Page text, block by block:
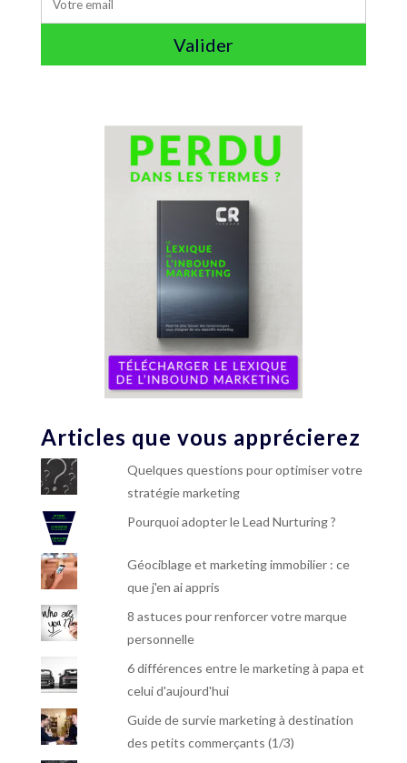
Articles que vous apprécierez
Quelques questions pour optimiser votre
stratégie marketing
Pourquoi adopter le Lead Nurturing ?
Géociblage et marketing immobilier : ce
que j'en ai appris
8 astuces pour renforcer votre marque
personnelle
6 différences entre le marketing à papa et
celui d'aujourd'hui
Guide de survie marketing à destination
des petits commerçants (1/3)